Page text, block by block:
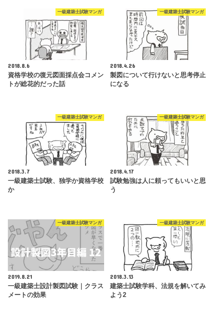
一級建築士試験マンガ
2018.8.6
資格学校の復元図面採点会コメン
トが総花的だった話
一級建築士試験マンガ
2018.4.26
製図について行けないと思考停止
になる
一級建築士試験マンガ
2018.3.7
一級建築士試験、独学か資格学校
か
一級建築士試験マンガ
2018.4.17
試験勉強は人に頼ってもいいと思
う
一級建築士試験マンガ
2019.8.21
一級建築士設計製図試験｜クラス
メートの効果
一級建築士試験マンガ
2018.3.13
建築士試験学科、法規を解いてみ
よう2